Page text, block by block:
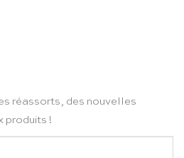
réassorts, des nouvelles
produits !